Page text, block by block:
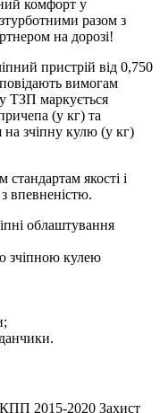
комфорт у
разом з
на дорозі!
пристрій від 0,750
вимогам
ТЗП маркується
(у кг) та
зчіпну кулю (у кг)
якості і
впевненістю.
облаштування
зчіпною кулею